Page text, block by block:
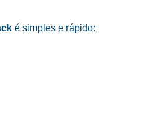
é simples e rápido: